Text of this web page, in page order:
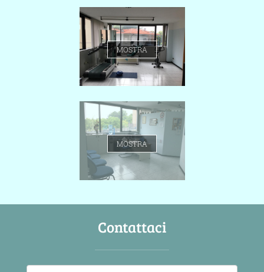
MOSTRA
MOSTRA
Contattaci